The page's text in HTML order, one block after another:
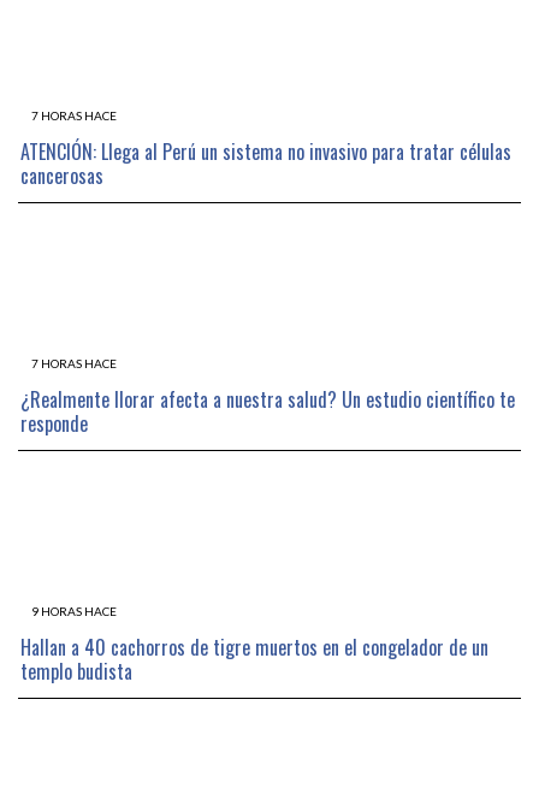
7 HORAS HACE
ATENCIÓN: Llega al Perú un sistema no invasivo para tratar células
cancerosas
7 HORAS HACE
¿Realmente llorar afecta a nuestra salud? Un estudio científico te
responde
9 HORAS HACE
Hallan a 40 cachorros de tigre muertos en el congelador de un
templo budista